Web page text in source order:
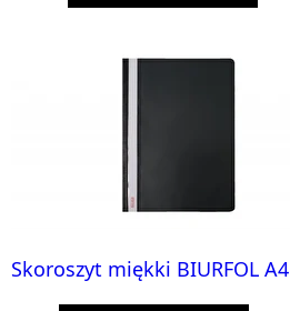
Skoroszyt miękki BIURFOL